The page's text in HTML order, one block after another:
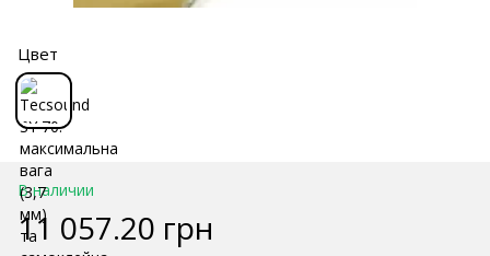
Цвет
В наличии
11 057.20 грн